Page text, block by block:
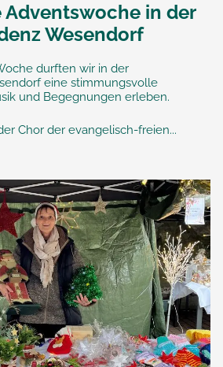
in der
Wesendorf
durften wir in der
eine stimmungsvolle
und Begegnungen erleben.
Chor der evangelisch-freien...